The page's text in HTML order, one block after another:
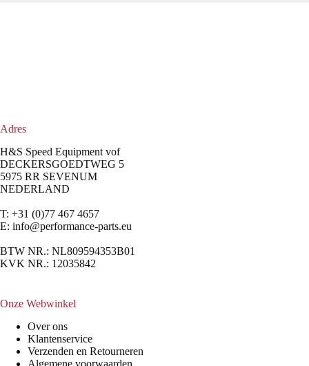
Adres
H&S Speed Equipment vof
DECKERSGOEDTWEG 5
5975 RR SEVENUM
NEDERLAND
T: +31 (0)77 467 4657
E: info@performance-parts.eu
BTW NR.: NL809594353B01
KVK NR.: 12035842
Onze Webwinkel
Over ons
Klantenservice
Verzenden en Retourneren
Algemene voorwaarden